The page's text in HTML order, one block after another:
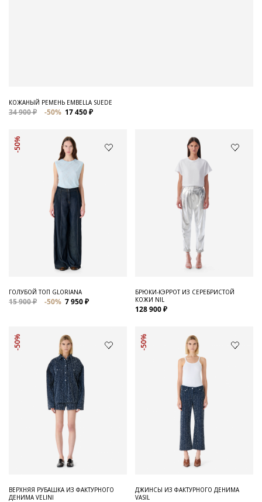
КОЖАНЫЙ РЕМЕНЬ EMBELLA SUEDE
34 900 ₽ -50% 17 450 ₽
-50%
ГОЛУБОЙ ТОП GLORIANA
15 900 ₽ -50% 7 950 ₽
БРЮКИ-КЭРРОТ ИЗ СЕРЕБРИСТОЙ
КОЖИ NIL
128 900 ₽
-50%
ВЕРХНЯЯ РУБАШКА ИЗ ФАКТУРНОГО
ДЕНИМА VELINI
-50%
ДЖИНСЫ ИЗ ФАКТУРНОГО ДЕНИМА
VASIL